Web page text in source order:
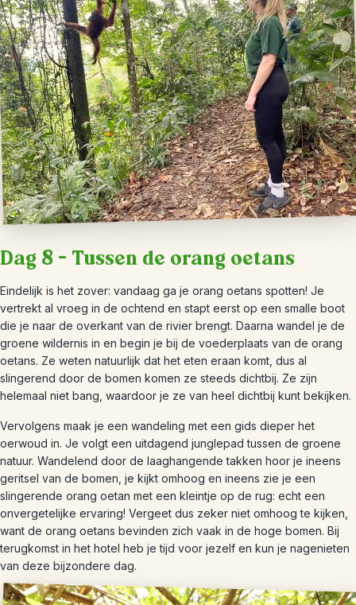
Dag 8 – Tussen de orang oetans
Eindelijk is het zover: vandaag ga je orang oetans spotten! Je
vertrekt al vroeg in de ochtend en stapt eerst op een smalle boot
die je naar de overkant van de rivier brengt. Daarna wandel je de
groene wildernis in en begin je bij de voederplaats van de orang
oetans. Ze weten natuurlijk dat het eten eraan komt, dus al
slingerend door de bomen komen ze steeds dichtbij. Ze zijn
helemaal niet bang, waardoor je ze van heel dichtbij kunt bekijken.
Vervolgens maak je een wandeling met een gids dieper het
oerwoud in. Je volgt een uitdagend junglepad tussen de groene
natuur. Wandelend door de laaghangende takken hoor je ineens
geritsel van de bomen, je kijkt omhoog en ineens zie je een
slingerende orang oetan met een kleintje op de rug: echt een
onvergetelijke ervaring! Vergeet dus zeker niet omhoog te kijken,
want de orang oetans bevinden zich vaak in de hoge bomen. Bij
terugkomst in het hotel heb je tijd voor jezelf en kun je nagenieten
van deze bijzondere dag.